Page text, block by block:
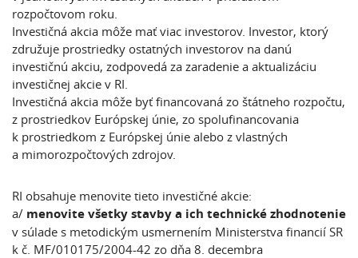
rozpočtovom roku.
Investičná akcia môže mať viac investorov. Investor, ktorý
združuje prostriedky ostatných investorov na danú
investičnú akciu, zodpovedá za zaradenie a aktualizáciu
investičnej akcie v RI.
Investičná akcia môže byť financovaná zo štátneho rozpočtu,
z prostriedkov Európskej únie, zo spolufinancovania
k prostriedkom z Európskej únie alebo z vlastných
a mimorozpočtových zdrojov.
RI obsahuje menovite tieto investičné akcie:
a/ menovite všetky stavby a ich technické zhodnotenie
v súlade s metodickým usmernením Ministerstva financií SR
k č. MF/010175/2004-42 zo dňa 8. decembra